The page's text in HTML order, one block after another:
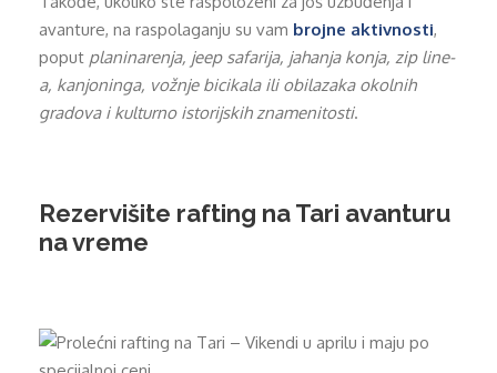
avanture, na raspolaganju su vam brojne aktivnosti,
poput planinarenja, jeep safarija, jahanja konja, zip line-
a, kanjoninga, vožnje bicikala ili obilazaka okolnih
gradova i kulturno istorijskih znamenitosti.
Rezervišite rafting na Tari avanturu
na vreme